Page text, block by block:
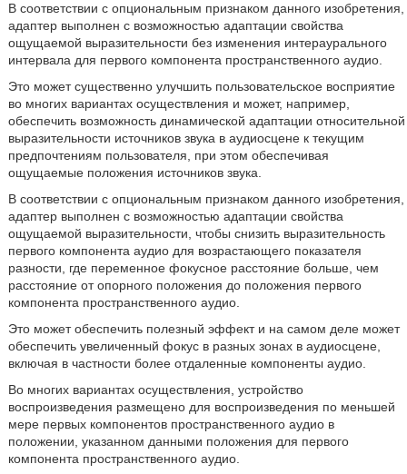
В соответствии с опциональным признаком данного изобретения,
адаптер выполнен с возможностью адаптации свойства
ощущаемой выразительности без изменения интераурального
интервала для первого компонента пространственного аудио.
Это может существенно улучшить пользовательское восприятие
во многих вариантах осуществления и может, например,
обеспечить возможность динамической адаптации относительной
выразительности источников звука в аудиосцене к текущим
предпочтениям пользователя, при этом обеспечивая
ощущаемые положения источников звука.
В соответствии с опциональным признаком данного изобретения,
адаптер выполнен с возможностью адаптации свойства
ощущаемой выразительности, чтобы снизить выразительность
первого компонента аудио для возрастающего показателя
разности, где переменное фокусное расстояние больше, чем
расстояние от опорного положения до положения первого
компонента пространственного аудио.
Это может обеспечить полезный эффект и на самом деле может
обеспечить увеличенный фокус в разных зонах в аудиосцене,
включая в частности более отдаленные компоненты аудио.
Во многих вариантах осуществления, устройство
воспроизведения размещено для воспроизведения по меньшей
мере первых компонентов пространственного аудио в
положении, указанном данными положения для первого
компонента пространственного аудио.